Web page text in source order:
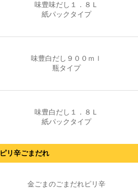
味豊味だし１．８Ｌ
紙パックタイプ
味豊白だし９００ｍｌ
瓶タイプ
味豊白だし１．８Ｌ
紙パックタイプ
ピリ辛ごまだれ
金ごまのごまだれピリ辛